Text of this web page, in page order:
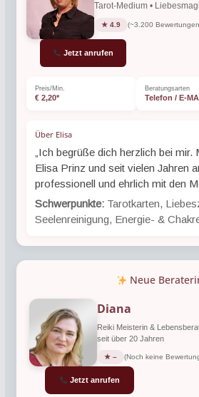
Tarot-Medium •
★ 4.9 (~3.200
Jetzt anrufen
Preis/Min.
€ 2,20*
Beratungsarten
Telefon / E-
Über Elisa
„Ich begrüße dich herzlich bei mir.
Elisa Prinz und seit vielen Jahren
professionell und ehrlich mit den
Schwerpunkte:Tarotkarten,
Seelenreinigung, Energie- &
Neue
Diana
Reiki Meisterin &
seit über 20 Jahren
★ – (Noch keine
Jetzt anrufen